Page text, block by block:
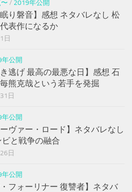
/ 2019年公開
り磐音】感想 ネタバレなし 松
表作になるか
日
年公開
逃げ 最高の最悪な日】感想 石
熊克哉という若手を発掘
日
年公開
ヴァー・ロード】ネタバレなし
と戦争の融合
日
年公開
フォーリナー 復讐者】ネタバ